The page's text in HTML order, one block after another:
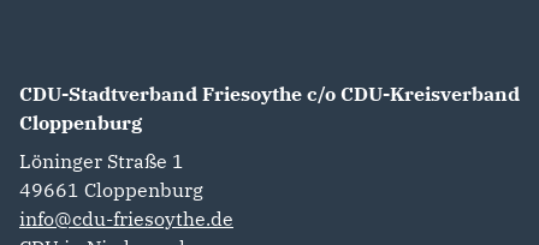
CDU-Stadtverband Friesoythe c/o CDU-Kreisverband
Cloppenburg
Löninger Straße 1
49661 Cloppenburg
info@cdu-friesoythe.de